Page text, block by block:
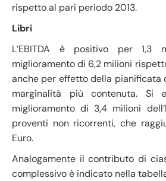
rispetto al pari periodo 2013.
Libri
L’EBITDA è positivo per 1,3
miglioramento di 6,2 milioni
anche per effetto della pianificata
marginalità più contenuta. Si
miglioramento di 3,4 milioni
proventi non ricorrenti, che
Euro.
Analogamente il contributo di
complessivo è indicato nella